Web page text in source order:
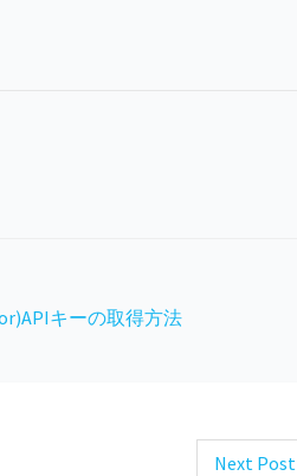
キーの取得方法
Next Post